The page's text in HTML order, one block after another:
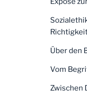
Über den
Vom
Zwischen